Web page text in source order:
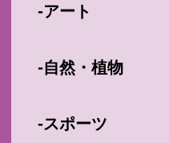
-アート
-自然・植物
-スポーツ